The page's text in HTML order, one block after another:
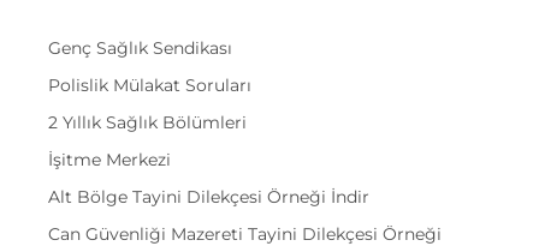
Genç Sağlık Sendikası
Polislik Mülakat Soruları
2 Yıllık Sağlık Bölümleri
İşitme Merkezi
Alt Bölge Tayini Dilekçesi Örneği İndir
Can Güvenliği Mazereti Tayini Dilekçesi Örneği